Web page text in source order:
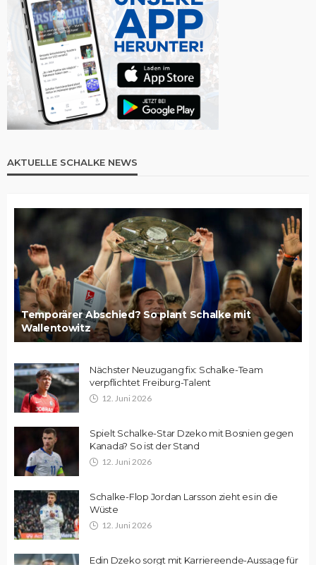
AKTUELLE SCHALKE NEWS
Temporärer Abschied? So plant Schalke mit
Wallentowitz
Nächster Neuzugang fix: Schalke-Team
verpflichtet Freiburg-Talent
12. Juni 2026
Spielt Schalke-Star Dzeko mit Bosnien gegen
Kanada? So ist der Stand
12. Juni 2026
Schalke-Flop Jordan Larsson zieht es in die
Wüste
12. Juni 2026
Edin Dzeko sorgt mit Karriereende-Aussage für